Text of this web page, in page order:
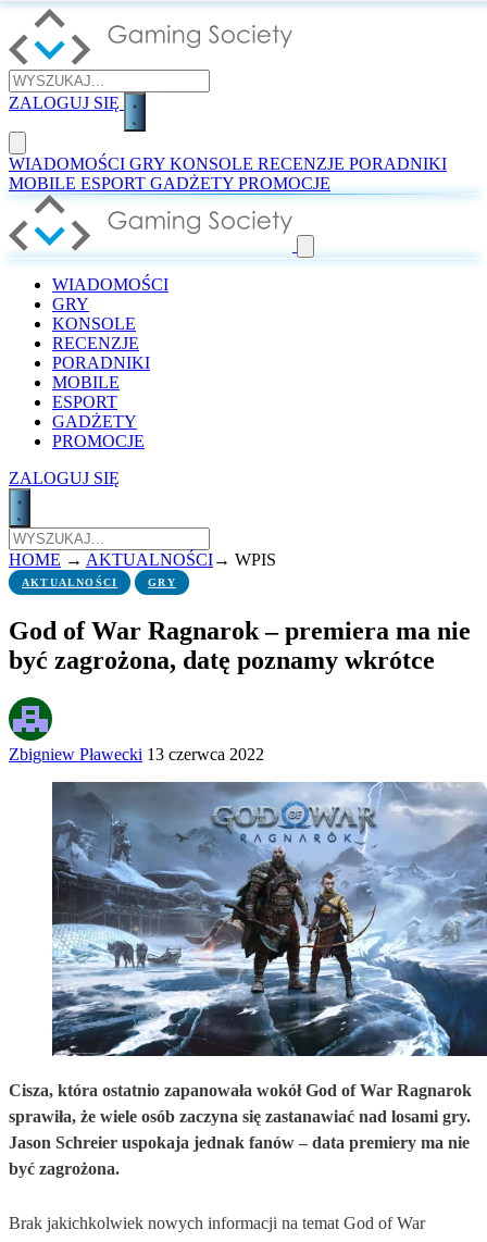
ZALOGUJ SIĘ
WIADOMOŚCI GRY KONSOLE RECENZJE PORADNIKI
MOBILE ESPORT GADŻETY PROMOCJE
WIADOMOŚCI
GRY
KONSOLE
RECENZJE
PORADNIKI
MOBILE
ESPORT
GADŻETY
PROMOCJE
ZALOGUJ SIĘ
HOME → AKTUALNOŚCI→ WPIS
AKTUALNOŚCI GRY
God of War Ragnarok – premiera ma nie
być zagrożona, datę poznamy wkrótce
Zbigniew Pławecki 13 czerwca 2022
Cisza, która ostatnio zapanowała wokół God of War Ragnarok
sprawiła, że wiele osób zaczyna się zastanawiać nad losami gry.
Jason Schreier uspokaja jednak fanów – data premiery ma nie
być zagrożona.
Brak jakichkolwiek nowych informacji na temat God of War